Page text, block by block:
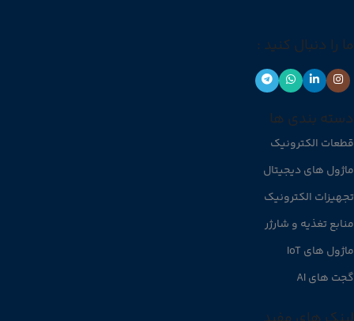
ما را دنبال کنید :
دسته بندی ها
قطعات الکترونیک
ماژول های دیجیتال
تجهیزات الکترونیک
منابع تغذیه و شارژر
ماژول های IoT
گجت های AI